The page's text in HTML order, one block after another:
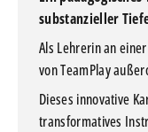
substanzieller
Als Lehrerin an
von TeamPlay
Dieses innovative
transformatives